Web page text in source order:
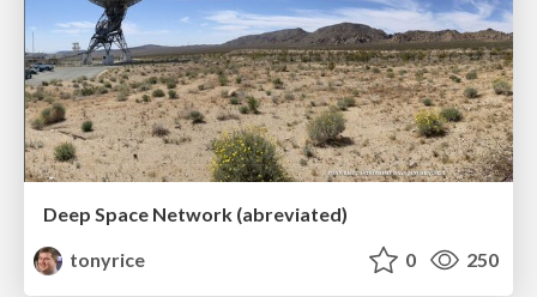
Deep Space Network (abreviated)
tonyrice
0 250